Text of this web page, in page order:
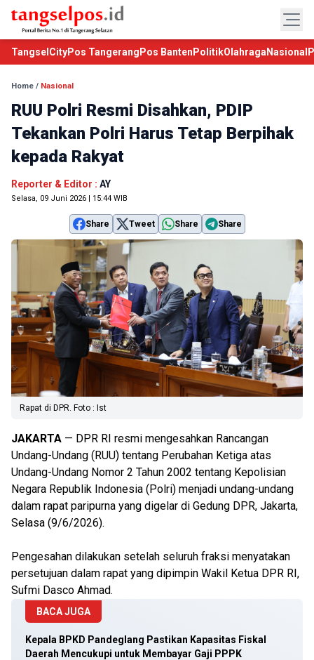
TangselCityPos Tangerang Pos Banten PolitikOlahraga Nasional
Home / Nasional
RUU Polri Resmi Disahkan, PDIP
Tekankan Polri Harus Tetap Berpihak
kepada Rakyat
Reporter & Editor : AY
Selasa, 09 Juni 2026 | 15:44 WIB
Share Tweet Share Share
Rapat di DPR. Foto : Ist
JAKARTA — DPR RI resmi mengesahkan Rancangan
Undang-Undang (RUU) tentang Perubahan Ketiga atas
Undang-Undang Nomor 2 Tahun 2002 tentang Kepolisian
Negara Republik Indonesia (Polri) menjadi undang-undang
dalam rapat paripurna yang digelar di Gedung DPR, Jakarta,
Selasa (9/6/2026).
Pengesahan dilakukan setelah seluruh fraksi menyatakan
persetujuan dalam rapat yang dipimpin Wakil Ketua DPR RI,
Sufmi Dasco Ahmad.
BACA JUGA
Kepala BPKD Pandeglang Pastikan Kapasitas Fiskal
Daerah Mencukupi untuk Membayar Gaji PPPK